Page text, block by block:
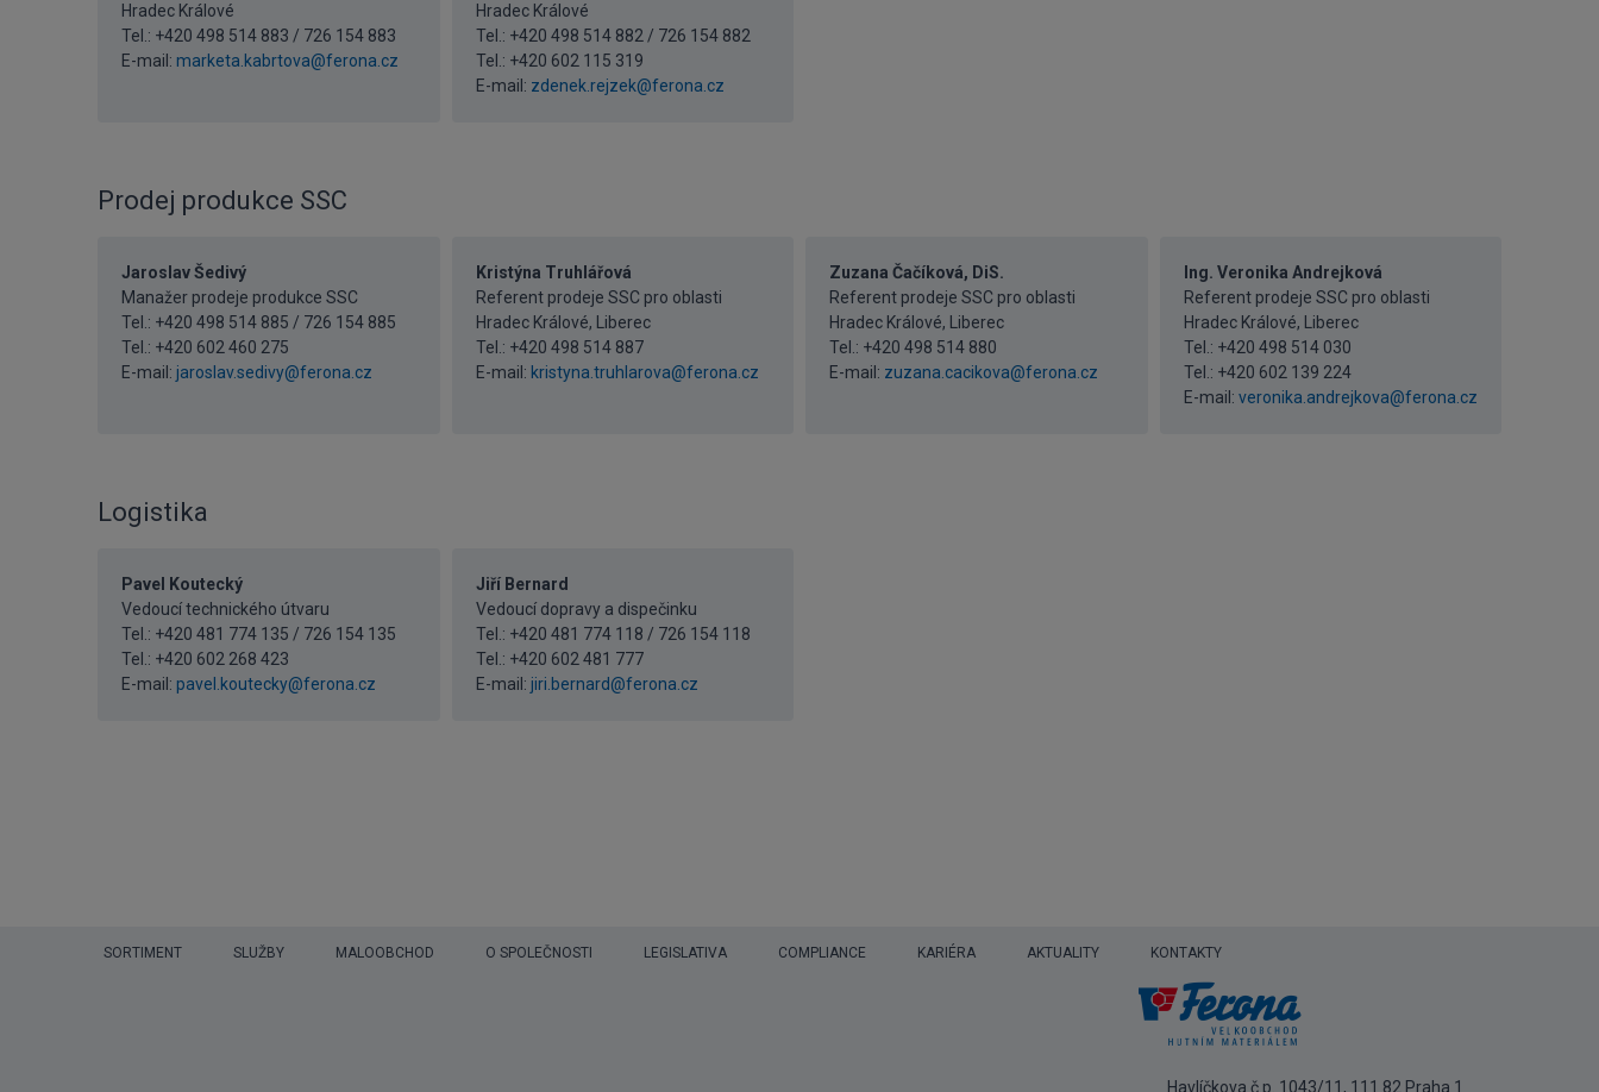
Hradec Králové
Tel.: +420 498 514 883 / 726 154 883
E-mail: marketa.kabrtova@ferona.cz
Hradec Králové
Tel.: +420 498 514 882 / 726 154 882
Tel.: +420 602 115 319
E-mail: zdenek.rejzek@ferona.cz
Prodej produkce SSC
Jaroslav Šedivý
Manažer prodeje produkce SSC
Tel.: +420 498 514 885 / 726 154 885
Tel.: +420 602 460 275
E-mail: jaroslav.sedivy@ferona.cz
Kristýna Truhlářová
Referent prodeje SSC pro oblasti
Hradec Králové, Liberec
Tel.: +420 498 514 887
E-mail: kristyna.truhlarova@ferona.cz
Zuzana Čačíková, DiS.
Referent prodeje SSC pro oblasti
Hradec Králové, Liberec
Tel.: +420 498 514 880
E-mail: zuzana.cacikova@ferona.cz
Ing. Veronika Andrejková
Referent prodeje SSC pro oblasti
Hradec Králové, Liberec
Tel.: +420 498 514 030
Tel.: +420 602 139 224
E-mail: veronika.andrejkova@ferona.cz
Logistika
Pavel Koutecký
Vedoucí technického útvaru
Tel.: +420 481 774 135 / 726 154 135
Tel.: +420 602 268 423
E-mail: pavel.koutecky@ferona.cz
Jiří Bernard
Vedoucí dopravy a dispečinku
Tel.: +420 481 774 118 / 726 154 118
Tel.: +420 602 481 777
E-mail: jiri.bernard@ferona.cz
SORTIMENT SLUŽBY MALOOBCHOD O SPOLEČNOSTI LEGISLATIVA COMPLIANCE KARIÉRA AKTUALITY KONTAKTY
Havlíčkova č.p. 1043/11, 111 82 Praha 1